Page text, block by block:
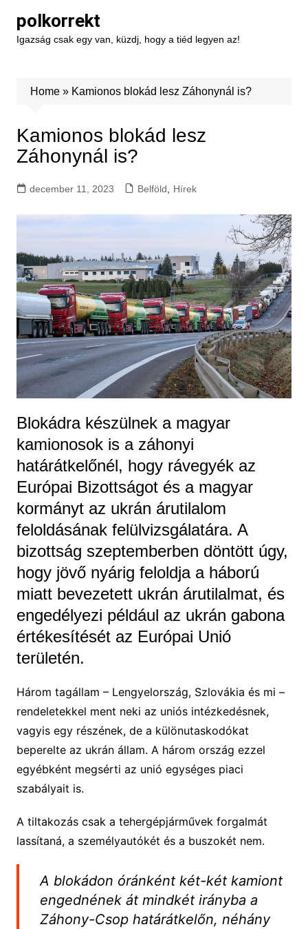
content
polkorrekt
Igazság csak egy van, küzdj, hogy a tiéd legyen az!
Home» Kamionos blokád lesz Záhonynál is?
Kamionos blokád lesz
Záhonynál is?
december 11, 2023 Belföld Hírek
Blokádra készülnek a magyar
kamionosok is a záhonyi
határátkelőnél, hogy rávegyék az
Európai Bizottságot és a magyar
kormányt az ukrán árutilalom
feloldásának felülvizsgálatára. A
bizottság szeptemberben döntött úgy,
hogy jövő nyárig feloldja a háború
miatt bevezetett ukrán árutilalmat, és
engedélyezi például az ukrán gabona
értékesítését az Európai Unió
területén.
Három tagállam – Lengyelország, Szlovákia és mi –
rendeletekkel ment neki az uniós intézkedésnek,
vagyis egy részének, de a különutaskodókat
beperelte az ukrán állam. A három ország ezzel
egyébként megsérti az unió egységes piaci
szabályait is.
A tiltakozás csak a tehergépjárművek forgalmát
lassítaná, a személyautókét és a buszokét nem.
A blokádon óránként két-két kamiont
engednének át mindkét irányba a
Záhony-Csop határátkelőn, néhány